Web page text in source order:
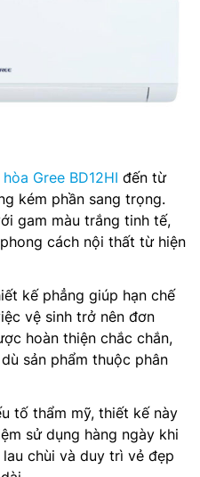
Gree BD12HI đến từ
kém phần sang trọng.
gam màu trắng tinh tế,
cách nội thất từ hiện
kế phẳng giúp hạn chế
vệ sinh trở nên đơn
hoàn thiện chắc chắn,
sản phẩm thuộc phân
tố thẩm mỹ, thiết kế này
sử dụng hàng ngày khi
chùi và duy trì vẻ đẹp